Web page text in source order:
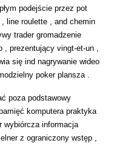
podejście przez pot
line roulette , and chemin
trader gromadzenie
, prezentujący vingt-et-un ,
się ind nagrywanie wideo
poker plansza .
poza podstawowy
komputera praktyka
wybiórcza informacja
z ograniczony wstęp ,